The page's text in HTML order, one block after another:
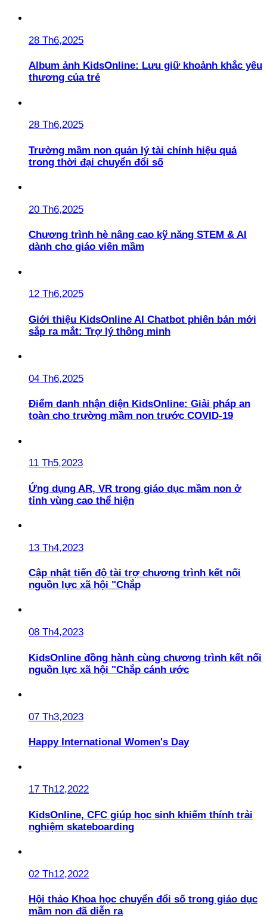
28 Th6,2025
Album ảnh KidsOnline: Lưu giữ khoảnh khắc yêu
thương của trẻ
28 Th6,2025
Trường mầm non quản lý tài chính hiệu quả
trong thời đại chuyển đổi số
20 Th6,2025
Chương trình hè nâng cao kỹ năng STEM & AI
dành cho giáo viên mầm
12 Th6,2025
Giới thiệu KidsOnline AI Chatbot phiên bản mới
sắp ra mắt: Trợ lý thông minh
04 Th6,2025
Điểm danh nhận diện KidsOnline: Giải pháp an
toàn cho trường mầm non trước COVID-19
11 Th5,2023
Ứng dụng AR, VR trong giáo dục mầm non ở
tỉnh vùng cao thể hiện
13 Th4,2023
Cập nhật tiến độ tài trợ chương trình kết nối
nguồn lực xã hội "Chắp
08 Th4,2023
KidsOnline đồng hành cùng chương trình kết nối
nguồn lực xã hội "Chắp cánh ước
07 Th3,2023
Happy International Women's Day
17 Th12,2022
KidsOnline, CFC giúp học sinh khiếm thính trải
nghiệm skateboarding
02 Th12,2022
Hội thảo Khoa học chuyển đổi số trong giáo dục
mầm non đã diễn ra